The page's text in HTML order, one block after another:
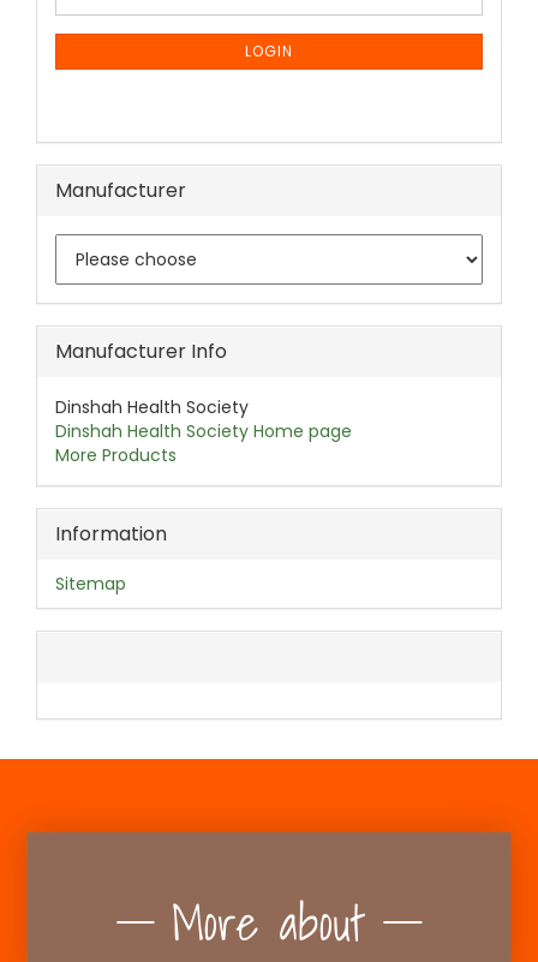
NEWSLETTER
PAGE
LOGIN
Manufacturer
Manufacturer Info
Dinshah Health Society
Dinshah Health Society Home page
More Products
Information
Sitemap
More about